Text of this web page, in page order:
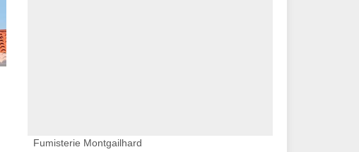
Fumisterie Montgailhard